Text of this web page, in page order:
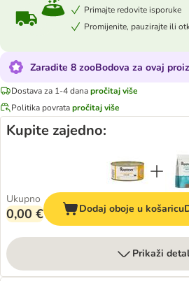
Primajte redovite isporuke
Promijenite, pauzirajte ili
Zaradite 8 zooBodova za ovaj
Dostava za 1-4 danapročitaj više
Politika povratapročitaj više
Kupite zajedno:
Ukupno
0,00 € Dodaj oboje u košaricu
Prikaži